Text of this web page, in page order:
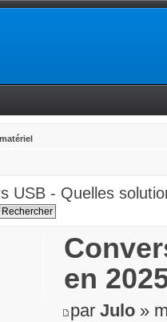
USB - Quelles
en
parJulo »